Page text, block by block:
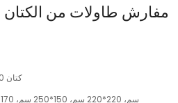
مفارش طاولات من الكتان
كتان 100%، مغسول مسبقاً